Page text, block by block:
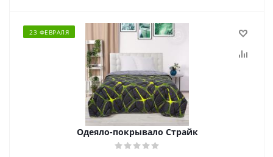
23 ФЕВРАЛЯ
Одеяло-покрывало Страйк